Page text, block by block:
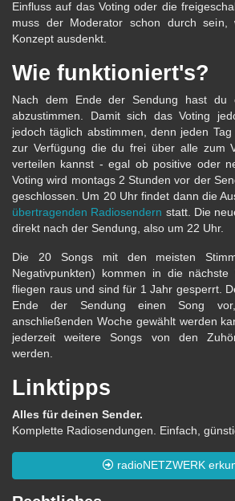
Einfluss auf das Voting oder die
muss der Moderator schon durch
Konzept ausdenkt.
Wie funktioniert's?
Nach dem Ende der Sendung hast du
abzustimmen. Damit sich das Voting
jedoch täglich abstimmen, denn jeden
zur Verfügung die du frei über alle zum
verteilen kannst - egal ob positive oder
Voting wird montags 2 Stunden vor der
geschlossen. Um 20 Uhr findet dann die
übertragenden Radiosendern statt. Die
direkt nach der Sendung, also um 22 Uhr.
Die 20 Songs mit den meisten
Negativpunkten) kommen in die nächste
fliegen raus und sind für 1 Jahr gesperrt.
Ende der Sendung einen Song
anschließenden Woche gewählt werden
jederzeit weitere Songs von den
werden.
Linktipps
Alles für deinen Sender.
Komplette Radiosendungen. Einfach,
radioNETZWERK